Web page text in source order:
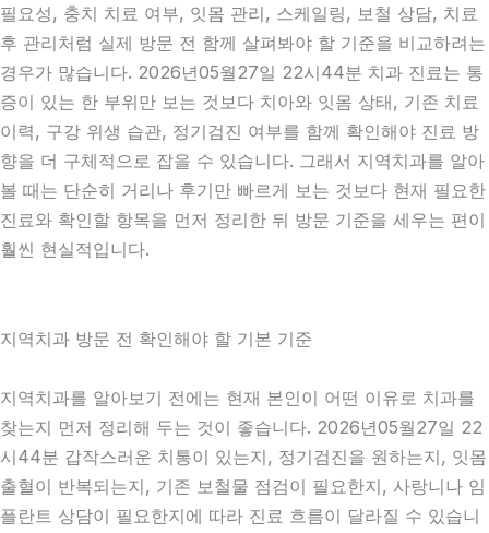
필요성, 충치 치료 여부, 잇몸 관리, 스케일링, 보철 상담, 치료
후 관리처럼 실제 방문 전 함께 살펴봐야 할 기준을 비교하려는
경우가 많습니다. 2026년05월27일 22시44분 치과 진료는 통
증이 있는 한 부위만 보는 것보다 치아와 잇몸 상태, 기존 치료
이력, 구강 위생 습관, 정기검진 여부를 함께 확인해야 진료 방
향을 더 구체적으로 잡을 수 있습니다. 그래서 지역치과를 알아
볼 때는 단순히 거리나 후기만 빠르게 보는 것보다 현재 필요한
진료와 확인할 항목을 먼저 정리한 뒤 방문 기준을 세우는 편이
훨씬 현실적입니다.
지역치과 방문 전 확인해야 할 기본 기준
지역치과를 알아보기 전에는 현재 본인이 어떤 이유로 치과를
찾는지 먼저 정리해 두는 것이 좋습니다. 2026년05월27일 22
시44분 갑작스러운 치통이 있는지, 정기검진을 원하는지, 잇몸
출혈이 반복되는지, 기존 보철물 점검이 필요한지, 사랑니나 임
플란트 상담이 필요한지에 따라 진료 흐름이 달라질 수 있습니